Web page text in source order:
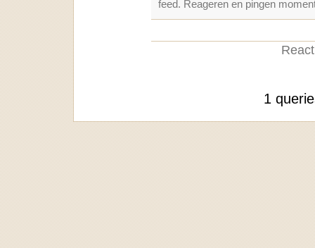
feed. Reageren en pingen
1